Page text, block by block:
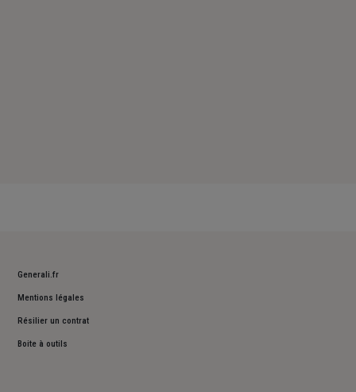
Generali.fr
Mentions légales
Résilier un contrat
Boite à outils